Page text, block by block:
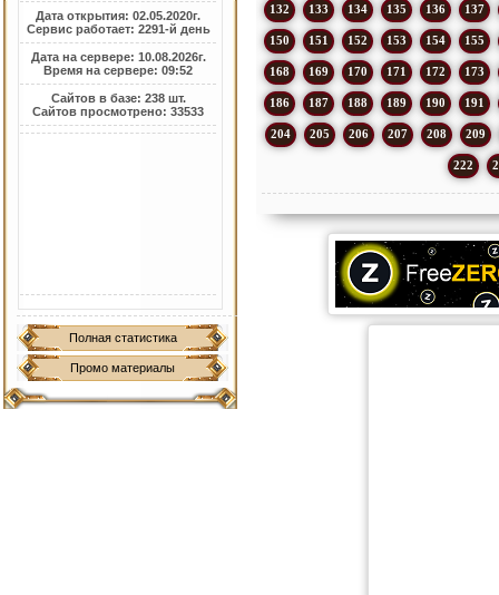
Дата открытия: 02.05.2020г.
Сервис работает: 2291-й день
Дата на сервере: 10.08.2026г.
Время на сервере: 09:52
Сайтов в базе: 238 шт.
Сайтов просмотрено: 33533
Полная статистика
Промо материалы
132 133 134 135 136 137
150 151 152 153 154 155
168 169 170 171 172 173
186 187 188 189 190 191
204 205 206 207 208 209
222